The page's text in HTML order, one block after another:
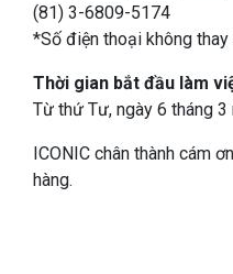
(81) 3-6809-5174
*Số điện thoại không thay
Thời gian bắt đầu làm
Từ thứ Tư, ngày 6 tháng
ICONIC chân thành cám
hàng.